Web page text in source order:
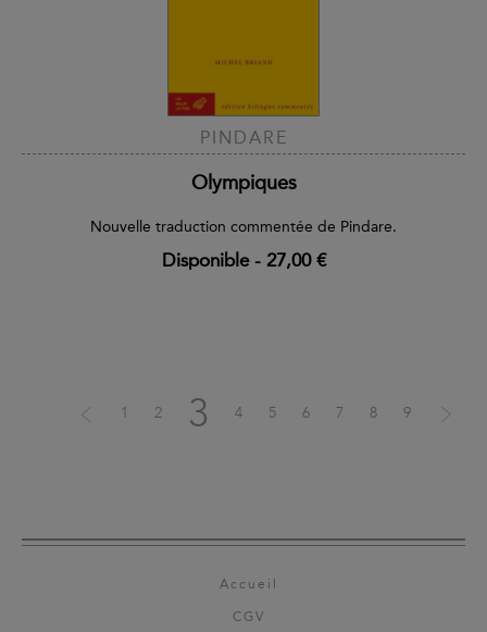
PINDARE
Olympiques
Nouvelle traduction commentée de Pindare.
Disponible- 27,00 €
1 2 3 4 5 6 7 8 9
Accueil
CGV